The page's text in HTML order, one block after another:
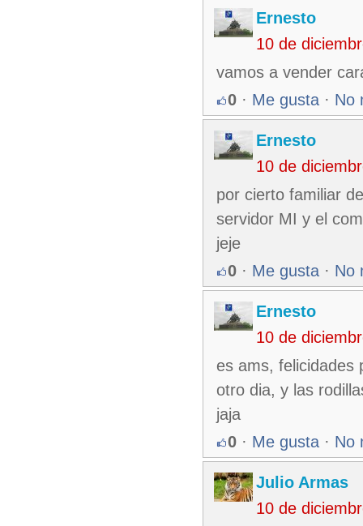
Ernesto
10 de
vamos a vender
0 · Me gusta · No
Ernesto
10 de
por cierto familiar
servidor MI y el
jeje
0 · Me gusta · No
Ernesto
10 de
es ams, felicidades
otro dia, y las
jaja
0 · Me gusta · No
Julio Armas
10 de